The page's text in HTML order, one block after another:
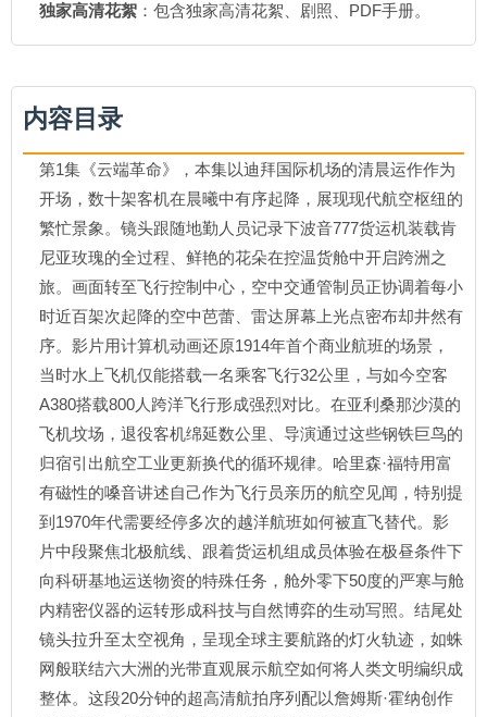
独家高清花絮 ：包含独家高清花絮、剧照、PDF手册。
内容目录
第1集《云端革命》，本集以迪拜国际机场的清晨运作作为
开场，数十架客机在晨曦中有序起降，展现现代航空枢纽的
繁忙景象。镜头跟随地勤人员记录下波音777货运机装载肯
尼亚玫瑰的全过程、鲜艳的花朵在控温货舱中开启跨洲之
旅。画面转至飞行控制中心，空中交通管制员正协调着每小
时近百架次起降的空中芭蕾、雷达屏幕上光点密布却井然有
序。影片用计算机动画还原1914年首个商业航班的场景，
当时水上飞机仅能搭载一名乘客飞行32公里，与如今空客
A380搭载800人跨洋飞行形成强烈对比。在亚利桑那沙漠的
飞机坟场，退役客机绵延数公里、导演通过这些钢铁巨鸟的
归宿引出航空工业更新换代的循环规律。哈里森·福特用富
有磁性的嗓音讲述自己作为飞行员亲历的航空见闻，特别提
到1970年代需要经停多次的越洋航班如何被直飞替代。影
片中段聚焦北极航线、跟着货运机组成员体验在极昼条件下
向科研基地运送物资的特殊任务，舱外零下50度的严寒与舱
内精密仪器的运转形成科技与自然博弈的生动写照。结尾处
镜头拉升至太空视角，呈现全球主要航路的灯火轨迹，如蛛
网般联结六大洲的光带直观展示航空如何将人类文明编织成
整体。这段20分钟的超高清航拍序列配以詹姆斯·霍纳创作